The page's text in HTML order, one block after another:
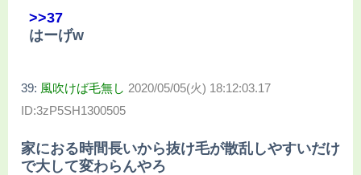
>>37
はーげw
39: 風吹けば毛無し 2020/05/05(火) 18:12:03.17
ID:3zP5SH1300505
家におる時間長いから抜け毛が散乱しやすいだけ
で大して変わらんやろ